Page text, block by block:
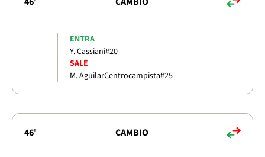
ENTRA
Y. Cassiani#20
SALE
M. AguilarCentrocampista#25
46' CAMBIO